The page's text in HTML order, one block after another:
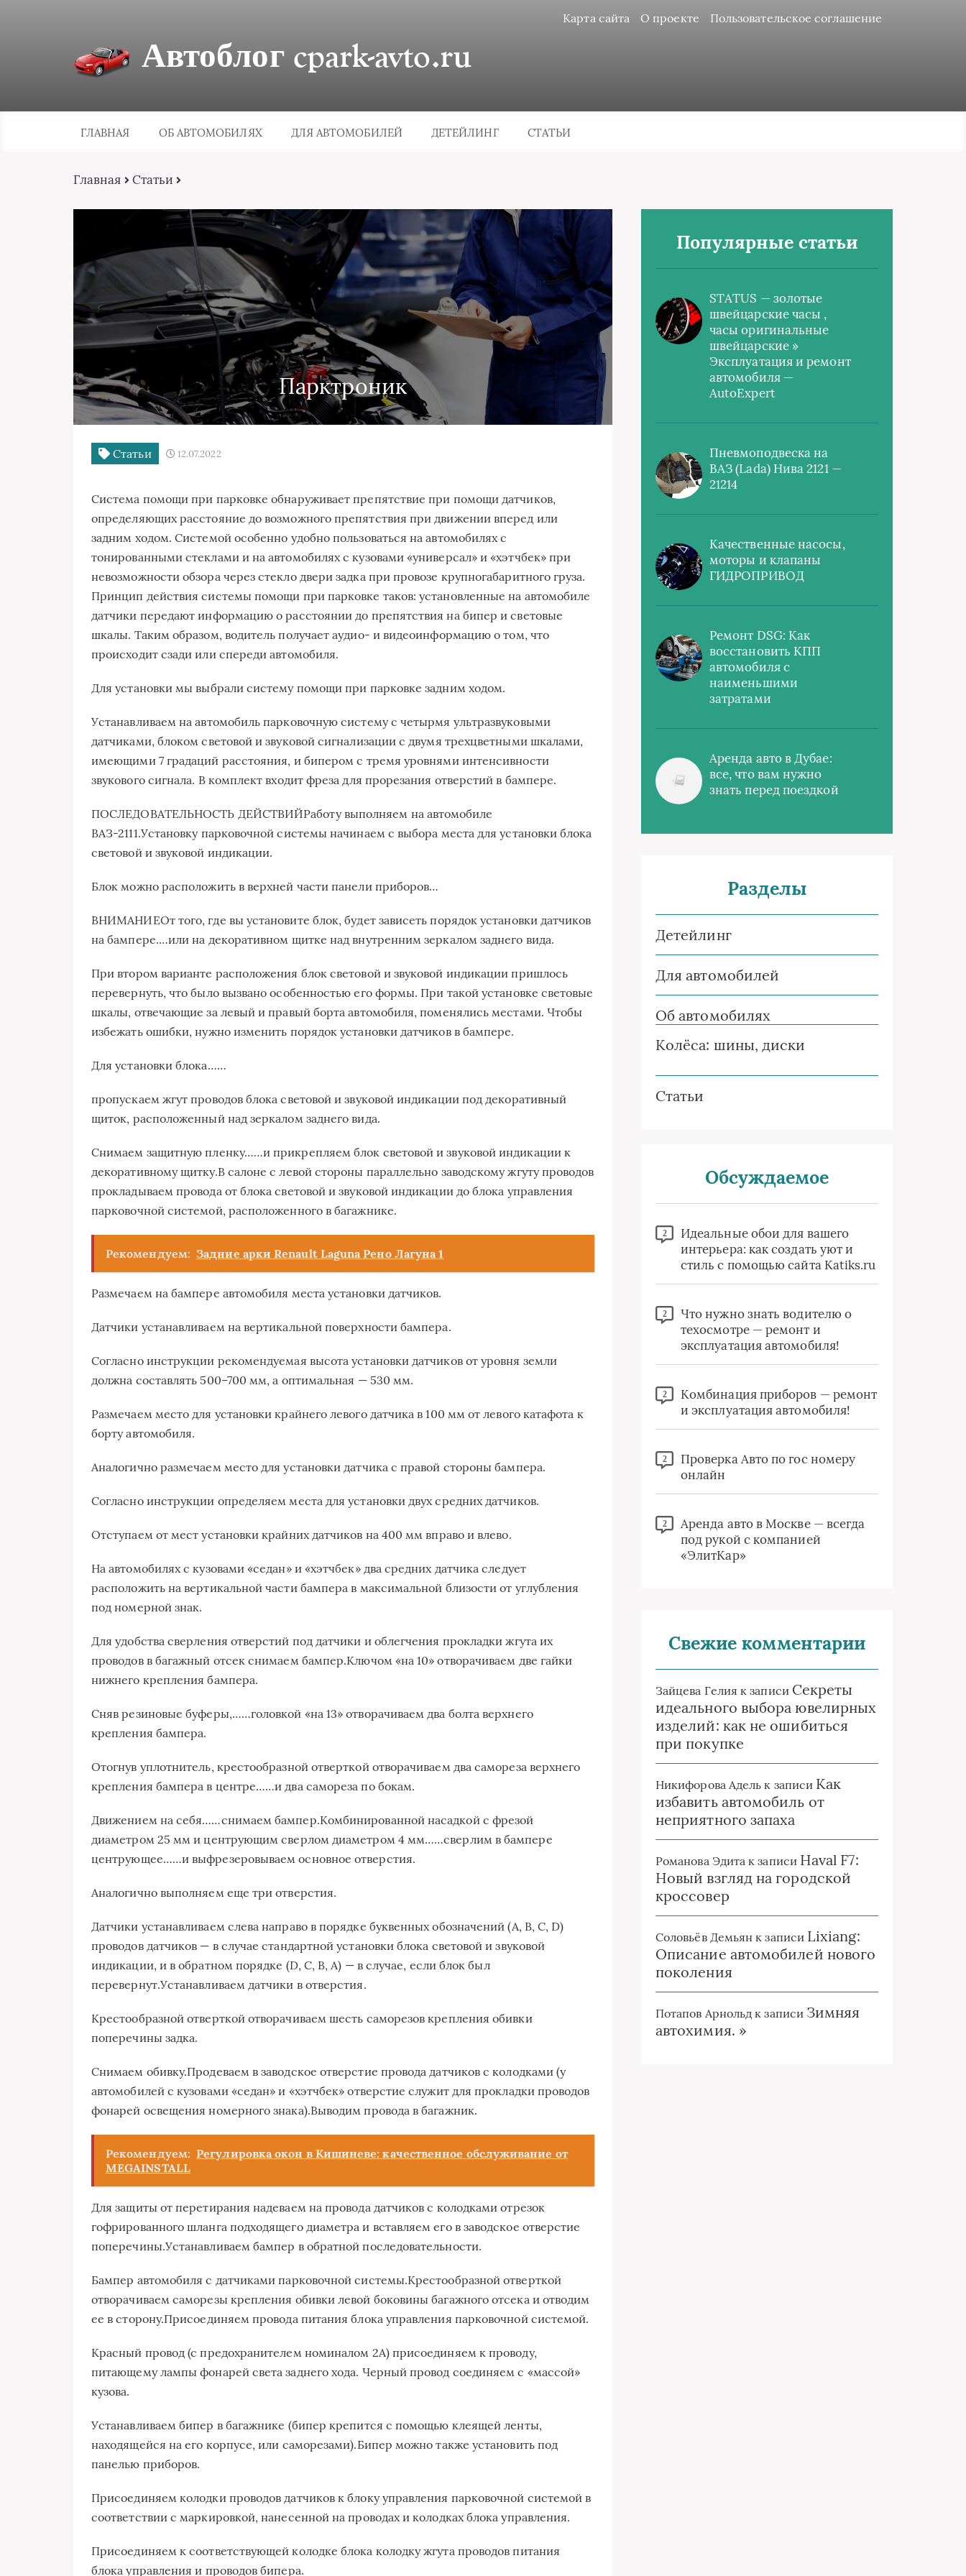
Карта сайта О проекте Пользовательское соглашение
Автоблог cpark-avto.ru
ГЛАВНАЯ ОБ АВТОМОБИЛЯХ ДЛЯ АВТОМОБИЛЕЙ ДЕТЕЙЛИНГ СТАТЬИ
Главная Статьи
Парктроник
Статьи 12.07.2022
Система помощи при парковке обнаруживает препятствие при помощи датчиков,
определяющих расстояние до возможного препятствия при движении вперед или
задним ходом. Системой особенно удобно пользоваться на автомобилях с
тонированными стеклами и на автомобилях с кузовами «универсал» и «хэтчбек» при
невозможности обзора через стекло двери задка при провозе крупногабаритного груза.
Принцип действия системы помощи при парковке таков: установленные на автомобиле
датчики передают информацию о расстоянии до препятствия на бипер и световые
шкалы. Таким образом, водитель получает аудио- и видеоинформацию о том, что
происходит сзади или спереди автомобиля.
Для установки мы выбрали систему помощи при парковке задним ходом.
Устанавливаем на автомобиль парковочную систему с четырмя ультразвуковыми
датчиками, блоком световой и звуковой сигнализации с двумя трехцветными шкалами,
имеющими 7 градаций расстояния, и бипером с тремя уровнями интенсивности
звукового сигнала. В комплект входит фреза для прорезания отверстий в бампере.
ПОСЛЕДОВАТЕЛЬНОСТЬ ДЕЙСТВИЙРаботу выполняем на автомобиле
ВАЗ-2111.Установку парковочной системы начинаем с выбора места для установки блока
световой и звуковой индикации.
Блок можно расположить в верхней части панели приборов…
ВНИМАНИЕОт того, где вы установите блок, будет зависеть порядок установки датчиков
на бампере.…или на декоративном щитке над внутренним зеркалом заднего вида.
При втором варианте расположения блок световой и звуковой индикации пришлось
перевернуть, что было вызвано особенностью его формы. При такой установке световые
шкалы, отвечающие за левый и правый борта автомобиля, поменялись местами. Чтобы
избежать ошибки, нужно изменить порядок установки датчиков в бампере.
Для установки блока……
пропускаем жгут проводов блока световой и звуковой индикации под декоративный
щиток, расположенный над зеркалом заднего вида.
Снимаем защитную пленку……и прикрепляем блок световой и звуковой индикации к
декоративному щитку.В салоне с левой стороны параллельно заводскому жгуту проводов
прокладываем провода от блока световой и звуковой индикации до блока управления
парковочной системой, расположенного в багажнике.
Рекомендуем: Задние арки Renault Laguna Рено Лагуна 1
Размечаем на бампере автомобиля места установки датчиков.
Датчики устанавливаем на вертикальной поверхности бампера.
Согласно инструкции рекомендуемая высота установки датчиков от уровня земли
должна составлять 500–700 мм, а оптимальная — 530 мм.
Размечаем место для установки крайнего левого датчика в 100 мм от левого катафота к
борту автомобиля.
Аналогично размечаем место для установки датчика с правой стороны бампера.
Согласно инструкции определяем места для установки двух средних датчиков.
Отступаем от мест установки крайних датчиков на 400 мм вправо и влево.
На автомобилях с кузовами «седан» и «хэтчбек» два средних датчика следует
расположить на вертикальной части бампера в максимальной близости от углубления
под номерной знак.
Для удобства сверления отверстий под датчики и облегчения прокладки жгута их
проводов в багажный отсек снимаем бампер.Ключом «на 10» отворачиваем две гайки
нижнего крепления бампера.
Сняв резиновые буферы,……головкой «на 13» отворачиваем два болта верхнего
крепления бампера.
Отогнув уплотнитель, крестообразной отверткой отворачиваем два самореза верхнего
крепления бампера в центре……и два самореза по бокам.
Движением на себя……снимаем бампер.Комбинированной насадкой с фрезой
диаметром 25 мм и центрующим сверлом диаметром 4 мм……сверлим в бампере
центрующее……и выфрезеровываем основное отверстия.
Аналогично выполняем еще три отверстия.
Датчики устанавливаем слева направо в порядке буквенных обозначений (A, B, C, D)
проводов датчиков — в случае стандартной установки блока световой и звуковой
индикации, и в обратном порядке (D, C, B, A) — в случае, если блок был
перевернут.Устанавливаем датчики в отверстия.
Крестообразной отверткой отворачиваем шесть саморезов крепления обивки
поперечины задка.
Снимаем обивку.Продеваем в заводское отверстие провода датчиков с колодками (у
автомобилей с кузовами «седан» и «хэтчбек» отверстие служит для прокладки проводов
фонарей освещения номерного знака).Выводим провода в багажник.
Рекомендуем: Регулировка окон в Кишиневе: качественное обслуживание от
MEGAINSTALL
Для защиты от перетирания надеваем на провода датчиков с колодками отрезок
гофрированного шланга подходящего диаметра и вставляем его в заводское отверстие
поперечины.Устанавливаем бампер в обратной последовательности.
Бампер автомобиля с датчиками парковочной системы.Крестообразной отверткой
отворачиваем саморезы крепления обивки левой боковины багажного отсека и отводим
ее в сторону.Присоединяем провода питания блока управления парковочной системой.
Красный провод (с предохранителем номиналом 2А) присоединяем к проводу,
питающему лампы фонарей света заднего хода. Черный провод соединяем с «массой»
кузова.
Устанавливаем бипер в багажнике (бипер крепится с помощью клеящей ленты,
находящейся на его корпусе, или саморезами).Бипер можно также установить под
панелью приборов.
Присоединяем колодки проводов датчиков к блоку управления парковочной системой в
соответствии с маркировкой, нанесенной на проводах и колодках блока управления.
Присоединяем к соответствующей колодке блока колодку жгута проводов питания
блока управления и проводов бипера.
Популярные статьи
STATUS — золотые
швейцарские часы ,
часы оригинальные
швейцарские »
Эксплуатация и ремонт
автомобиля —
AutoExpert
Пневмоподвеска на
ВАЗ (Lada) Нива 2121 —
21214
Качественные насосы,
моторы и клапаны
ГИДРОПРИВОД
Ремонт DSG: Как
восстановить КПП
автомобиля с
наименьшими
затратами
Аренда авто в Дубае:
все, что вам нужно
знать перед поездкой
Разделы
Детейлинг
Для автомобилей
Об автомобилях
Колёса: шины, диски
Статьи
Обсуждаемое
2
Идеальные обои для вашего
интерьера: как создать уют и
стиль с помощью сайта Katiks.ru
2
Что нужно знать водителю о
техосмотре — ремонт и
эксплуатация автомобиля!
2
Комбинация приборов — ремонт
и эксплуатация автомобиля!
2
Проверка Авто по гос номеру
онлайн
2
Аренда авто в Москве — всегда
под рукой с компанией
«ЭлитКар»
Свежие комментарии
Зайцева Гелия к записи Секреты
идеального выбора ювелирных
изделий: как не ошибиться
при покупке
Никифорова Адель к записи Как
избавить автомобиль от
неприятного запаха
Романова Эдита к записи Haval F7:
Новый взгляд на городской
кроссовер
Соловьёв Демьян к записи Lixiang:
Описание автомобилей нового
поколения
Потапов Арнольд к записи Зимняя
автохимия. »